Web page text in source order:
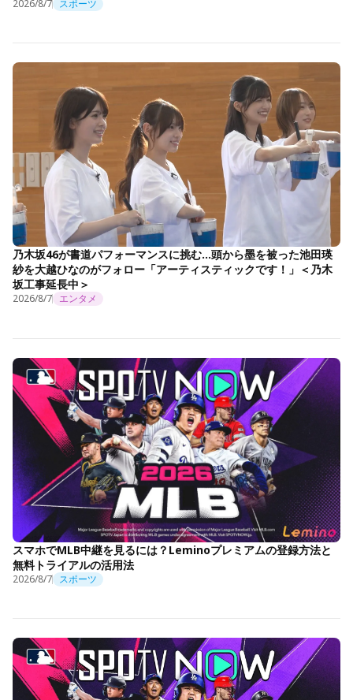
2026/8/7 スポーツ
乃木坂46が書道パフォーマンスに挑む…頭から墨を被った池田瑛
紗を大越ひなのがフォロー「アーティスティックです！」＜乃木
坂工事延長中＞
2026/8/7 エンタメ
スマホでMLB中継を見るには？Leminoプレミアムの登録方法と
無料トライアルの活用法
2026/8/7 スポーツ